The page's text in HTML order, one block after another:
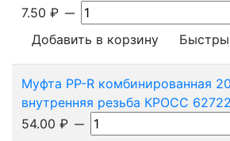
7.50 ₽
Добавить в корзину
Муфта PP-R комбинированная
внутренняя резьба КРОСС 62722
54.00 ₽